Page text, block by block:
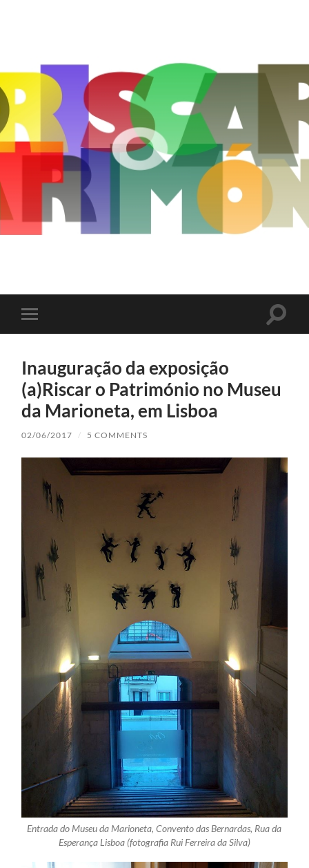
Toggle
mobile
Toggle
Inauguração da exposição
(a)Riscar o Património no Museu
da Marioneta, em Lisboa
02/06/2017 / 5 COMMENTS
Entrada do Museu da Marioneta, Convento das Bernardas, Rua da
Esperança Lisboa (fotografia Rui Ferreira da Silva)